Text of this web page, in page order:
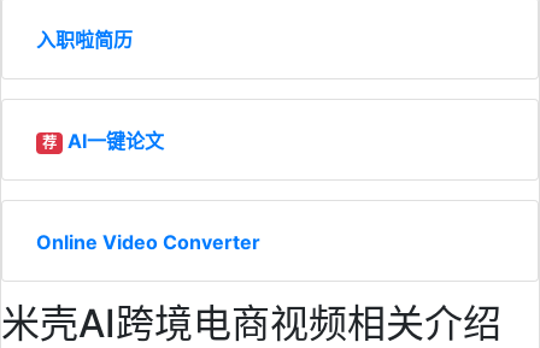
入职啦简历
荐 AI一键论文
Online Video Converter
米壳AI跨境电商视频相关介绍